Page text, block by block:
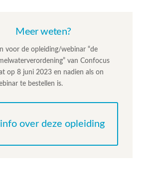
Meer weten?
voor de opleiding/webinar “de
van Confocus
op 8 juni 2023 en nadien als on
te bestellen is.
over deze opleiding